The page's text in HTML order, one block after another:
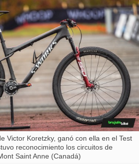
Victor Koretzky, ganó con ella en el Test
reconocimiento los circuitos de
Saint Anne (Canadá)